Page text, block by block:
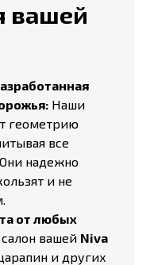
вашей
Наши
геометрию
все
надежно
и не
от любых
вашей Niva
и других